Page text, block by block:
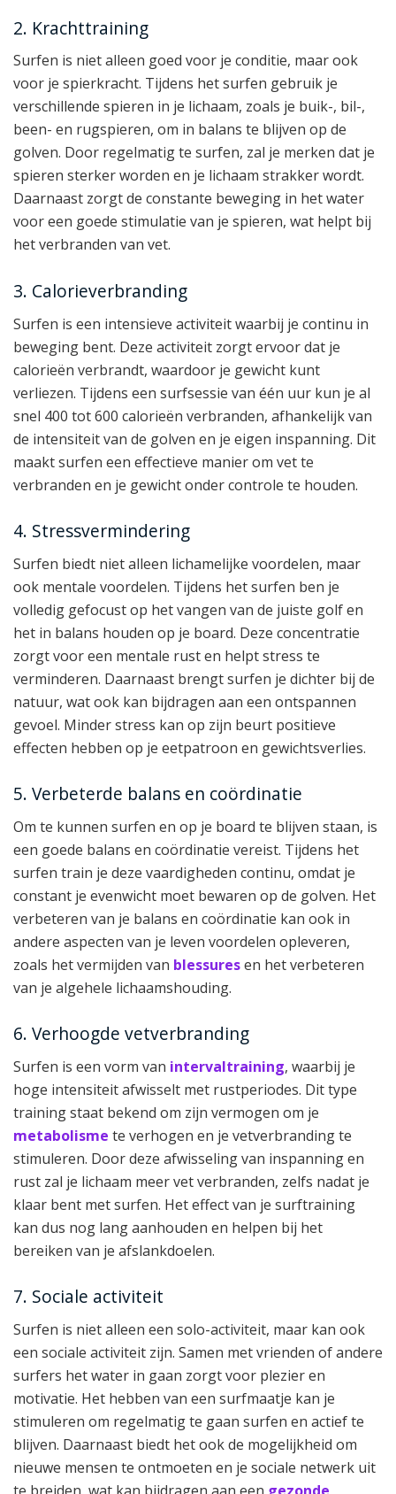
2. Krachttraining
Surfen is niet alleen goed voor je conditie, maar ook
voor je spierkracht. Tijdens het surfen gebruik je
verschillende spieren in je lichaam, zoals je buik-, bil-,
been- en rugspieren, om in balans te blijven op de
golven. Door regelmatig te surfen, zal je merken dat je
spieren sterker worden en je lichaam strakker wordt.
Daarnaast zorgt de constante beweging in het water
voor een goede stimulatie van je spieren, wat helpt bij
het verbranden van vet.
3. Calorieverbranding
Surfen is een intensieve activiteit waarbij je continu in
beweging bent. Deze activiteit zorgt ervoor dat je
calorieën verbrandt, waardoor je gewicht kunt
verliezen. Tijdens een surfsessie van één uur kun je al
snel 400 tot 600 calorieën verbranden, afhankelijk van
de intensiteit van de golven en je eigen inspanning. Dit
maakt surfen een effectieve manier om vet te
verbranden en je gewicht onder controle te houden.
4. Stressvermindering
Surfen biedt niet alleen lichamelijke voordelen, maar
ook mentale voordelen. Tijdens het surfen ben je
volledig gefocust op het vangen van de juiste golf en
het in balans houden op je board. Deze concentratie
zorgt voor een mentale rust en helpt stress te
verminderen. Daarnaast brengt surfen je dichter bij de
natuur, wat ook kan bijdragen aan een ontspannen
gevoel. Minder stress kan op zijn beurt positieve
effecten hebben op je eetpatroon en gewichtsverlies.
5. Verbeterde balans en coördinatie
Om te kunnen surfen en op je board te blijven staan, is
een goede balans en coördinatie vereist. Tijdens het
surfen train je deze vaardigheden continu, omdat je
constant je evenwicht moet bewaren op de golven. Het
verbeteren van je balans en coördinatie kan ook in
andere aspecten van je leven voordelen opleveren,
zoals het vermijden van blessuresen het verbeteren
van je algehele lichaamshouding.
6. Verhoogde vetverbranding
Surfen is een vorm van intervaltraining, waarbij je
hoge intensiteit afwisselt met rustperiodes. Dit type
training staat bekend om zijn vermogen om je
metabolisme te verhogen en je vetverbranding te
stimuleren. Door deze afwisseling van inspanning en
rust zal je lichaam meer vet verbranden, zelfs nadat je
klaar bent met surfen. Het effect van je surftraining
kan dus nog lang aanhouden en helpen bij het
bereiken van je afslankdoelen.
7. Sociale activiteit
Surfen is niet alleen een solo-activiteit, maar kan ook
een sociale activiteit zijn. Samen met vrienden of andere
surfers het water in gaan zorgt voor plezier en
motivatie. Het hebben van een surfmaatje kan je
stimuleren om regelmatig te gaan surfen en actief te
blijven. Daarnaast biedt het ook de mogelijkheid om
nieuwe mensen te ontmoeten en je sociale netwerk uit